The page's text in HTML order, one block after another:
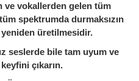
ve vokallerden gelen tüm
spektrumda durmaksızın
üretilmesidir.
seslerde bile tam uyum ve
çıkarın.